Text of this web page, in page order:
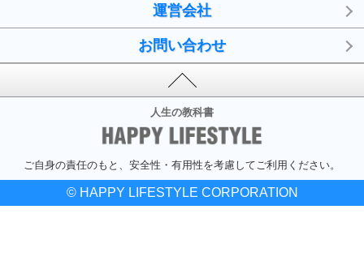
運営会社
お問い合わせ
人生の教科書
ご自身の責任のもと、安全性・有用性を考慮してご利用ください。
© HAPPY LIFESTYLE CORPORATION